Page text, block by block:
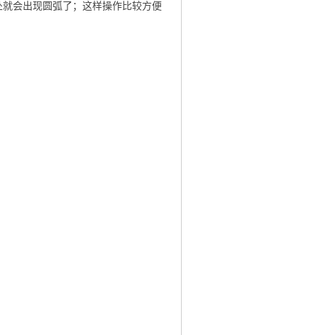
会出现圆弧了；这样操作比较方便